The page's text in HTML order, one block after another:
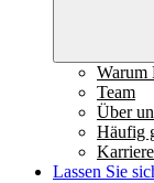
Warum
Team
Über
Häufig
Karriere
Lassen Sie